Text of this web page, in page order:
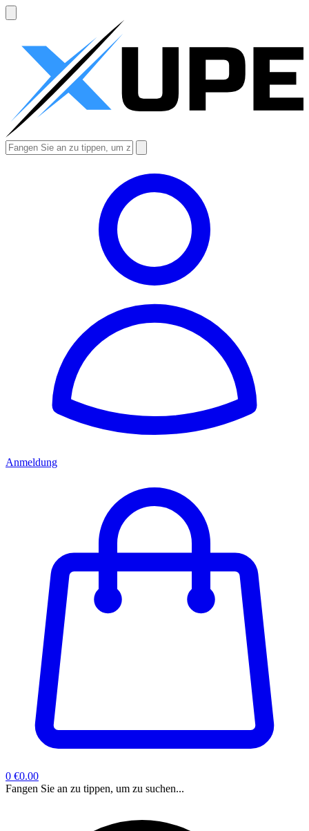
Anmeldung
0 €0.00
Fangen Sie an zu tippen, um zu suchen...